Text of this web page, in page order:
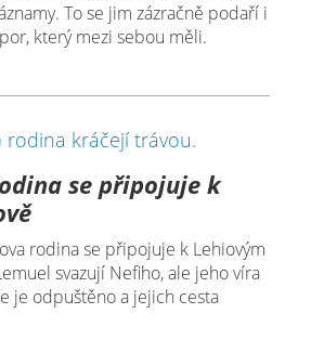
To se jim zázračně podaří i
který mezi sebou měli.
se připojuje k
rodina se připojuje k Lehiovým
svazují Nefiho, ale jeho víra
je odpuštěno a jejich cesta